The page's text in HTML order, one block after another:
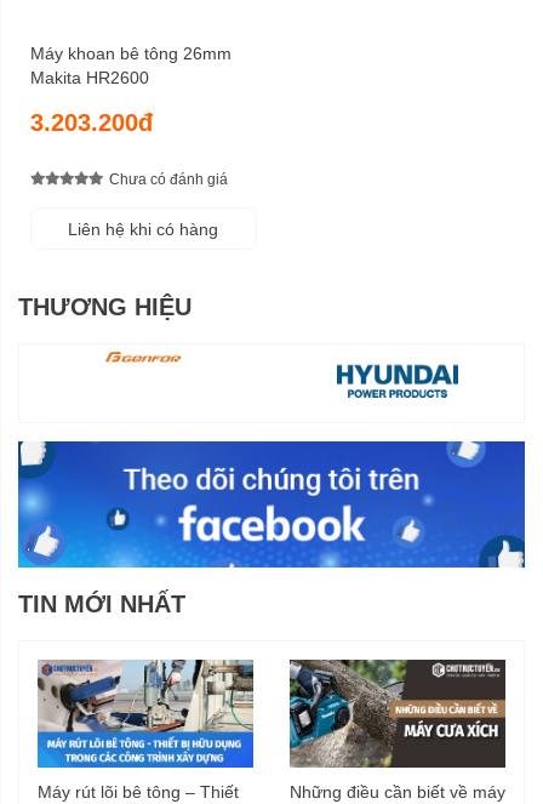
Máy khoan bê tông 26mm
Makita HR2600
3.203.200đ
Chưa có đánh giá
Liên hệ khi có hàng
THƯƠNG HIỆU
TIN MỚI NHẤT
Máy rút lõi bê tông – Thiết
Những điều cần biết về máy